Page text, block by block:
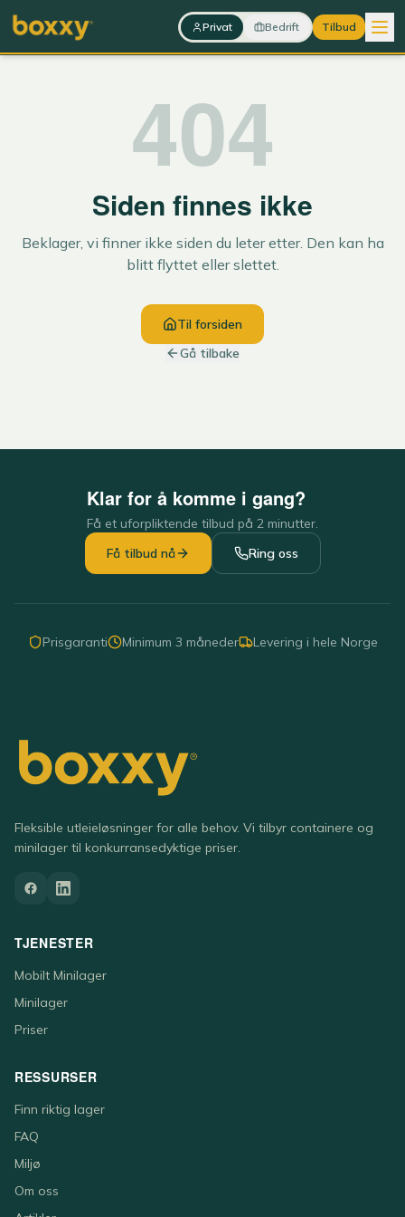
Hopp til innhold
Privat Bedrift Tilbud
404
Siden finnes ikke
Beklager, vi finner ikke siden du leter etter. Den kan ha
blitt flyttet eller slettet.
Til forsiden
Gå tilbake
Klar for å komme i gang?
Få et uforpliktende tilbud på 2 minutter.
Få tilbud nå
Ring oss
Prisgaranti Minimum 3 måneder Levering i hele Norge
Fleksible utleieløsninger for alle behov. Vi tilbyr containere og
minilager til konkurransedyktige priser.
TJENESTER
Mobilt Minilager
Minilager
Priser
RESSURSER
Finn riktig lager
FAQ
Miljø
Om oss